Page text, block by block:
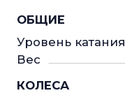
ОБЩИЕ
Уровень катания
Вес
КОЛЕСА